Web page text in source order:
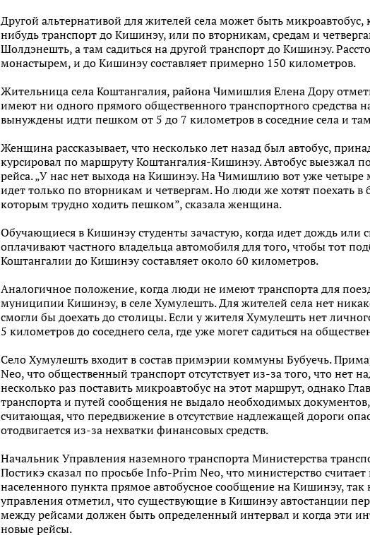
Другой альтернативой для жителей села может быть
нибудь транспорт до Кишинэу, или по вторникам, средам и
Шолдэнешть, а там садиться на другой транспорт до Кишинэу.
монастырем, и до Кишинэу составляет примерно 150 километров.
Жительница села Коштангалия, района Чимишлия Елена Дору
имеют ни одного прямого общественного транспортного средства
вынуждены идти пешком от 5 до 7 километров в соседние села и
Женщина рассказывает, что несколько лет назад был автобус,
курсировал по маршруту Коштангалия-Кишинэу. Автобус выезжал
рейса. „У нас нет выхода на Кишинэу. На Чимишлию вот уже четыре
идет только по вторникам и четвергам. Но люди же хотят поехать
которым трудно ходить пешком”, сказала женщина.
Обучающиеся в Кишинэу студенты зачастую, когда идет дождь или
оплачивают частного владельца автомобиля для того, чтобы тот
Коштангалии до Кишинэу составляет около 60 километров.
Аналогичное положение, когда люди не имеют транспорта для
муниципии Кишинэу, в селе Хумулешть. Для жителей села нет
смогли бы доехать до столицы. Если у жителя Хумулешть нет
5 километров до соседнего села, где уже могет садиться на
Село Хумулешть входит в состав примэрии коммуны Бубуечь.
Neo, что общественный транспорт отсутствует из-за того, что нет
несколько раз поставить микроавтобус на этот маршрут, однако
транспорта и путей сообщения не выдало необходимых
считающая, что передвижение в отсутствие надлежащей дороги
отодвигается из-за нехватки финансовых средств.
Начальник Управления наземного транспорта Министерства
Постикэ сказал по просьбе Info-Prim Neo, что министерство
населенного пункта прямое автобусное сообщение на Кишинэу,
управления отметил, что существующие в Кишинэу автостанции
между рейсами должен быть определенный интервал и когда эти
новые рейсы.